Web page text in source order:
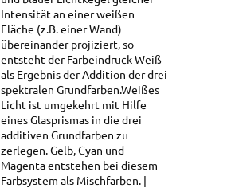
Intensität an einer weißen
Fläche (z.B. einer Wand)
übereinander projiziert, so
entsteht der Farbeindruck Weiß
als Ergebnis der Addition der drei
spektralen Grundfarben.Weißes
Licht ist umgekehrt mit Hilfe
eines Glasprismas in die drei
additiven Grundfarben zu
zerlegen. Gelb, Cyan und
Magenta entstehen bei diesem
Farbsystem als Mischfarben.